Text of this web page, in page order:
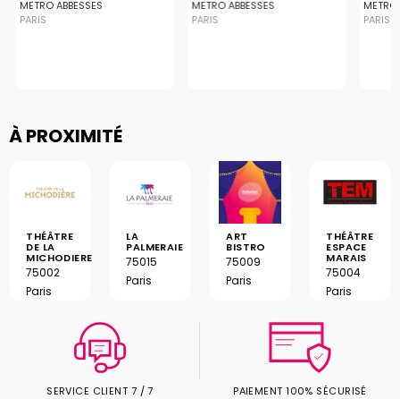
METRO ABBESSES
PARIS
METRO ABBESSES
PARIS
METRO
PARIS
À PROXIMITÉ
THÉÂTRE
DE LA
MICHODIERE
75002
Paris
LA
PALMERAIE
75015
Paris
ART
BISTRO
75009
Paris
THÉÂTRE
ESPACE
MARAIS
75004
Paris
SERVICE CLIENT 7 / 7 PAIEMENT 100% SÉCURISÉ